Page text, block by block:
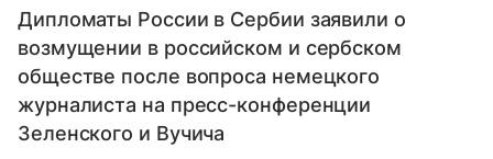
Дипломаты России в Сербии заявили о
возмущении в российском и сербском
обществе после вопроса немецкого
журналиста на пресс-конференции
Зеленского и Вучича